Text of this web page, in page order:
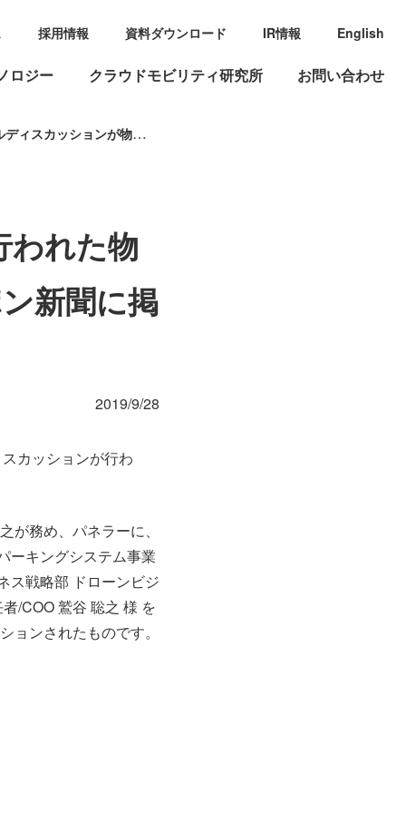
ロジー クラウドモビリティ研究所 お問い合わせ
採用情報 資料ダウンロード IR情報 English
ポン新聞に掲載されました！
れた物
新聞に掲
2019/9/28
カッションが行わ
務め、パネラーに、
ーキングシステム事業
ス戦略部 ドローンビジ
/COO 鷲谷 聡之 様 を
ンされたものです。